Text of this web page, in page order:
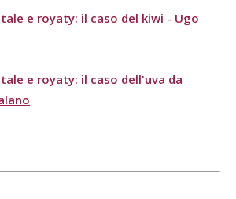
e royaty: il caso del kiwi - Ugo
e royaty: il caso dell'uva da